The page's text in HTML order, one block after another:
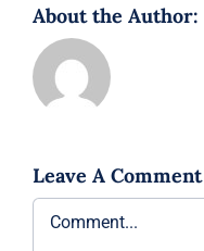
About the Author:
Leave A Comment
Comment